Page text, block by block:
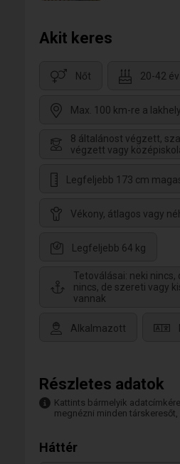
Akit keres
Nőt 20-42
Max. 100 km-re a
8 általánost végzett,
végzett vagy
Legfeljebb 173 cm
Vékony, átlagos vagy
Legfeljebb 64 kg
Tetoválásai: neki
nincs, de szereti vagy
vannak
Alkalmazott
Részletes adatok
Kattints bármelyik
megnézni minden
Háttér